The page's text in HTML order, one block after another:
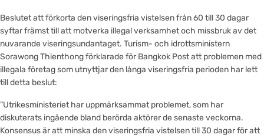
Beslutet att förkorta den viseringsfria vistelsen från 60 till 30 dagar
syftar främst till att motverka illegal verksamhet och missbruk av det
nuvarande viseringsundantaget. Turism- och idrottsministern
Sorawong Thienthong förklarade för Bangkok Post att problemen med
illegala företag som utnyttjar den långa viseringsfria perioden har lett
till detta beslut:
”Utrikesministeriet har uppmärksammat problemet, som har
diskuterats ingående bland berörda aktörer de senaste veckorna.
Konsensus är att minska den viseringsfria vistelsen till 30 dagar för att